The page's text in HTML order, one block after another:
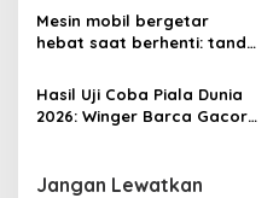
Barat
Mesin mobil bergetar
hebat saat berhenti: tanda
Hasil Uji Coba Piala Dunia
2026: Winger Barca Gacor,
Jangan Lewatkan